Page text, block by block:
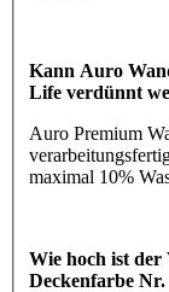
Kann Auro
Life verdünnt
Auro Premium
maximal 10%
Wie hoch ist
Deckenfarbe